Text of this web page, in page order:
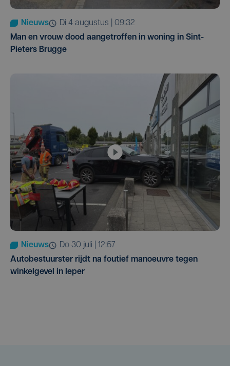
Nieuws
di 4 augustus | 09:32
Man en vrouw dood aangetroffen in woning in Sint-
Pieters Brugge
Nieuws
do 30 juli | 12:57
Autobestuurster rijdt na foutief manoeuvre tegen
winkelgevel in Ieper